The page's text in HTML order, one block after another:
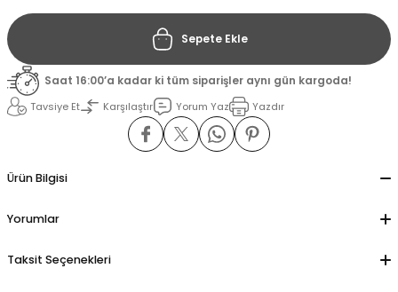
Sepete Ekle
Saat 16:00’a kadar ki tüm siparişler aynı gün kargoda!
Tavsiye Et
Karşılaştır Yorum Yaz Yazdır
Ürün Bilgisi
Yorumlar
Taksit Seçenekleri